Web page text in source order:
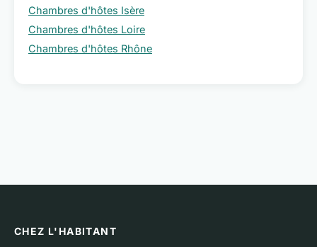
Chambres d'hôtes Isère
Chambres d'hôtes Loire
Chambres d'hôtes Rhône
CHEZ L'HABITANT